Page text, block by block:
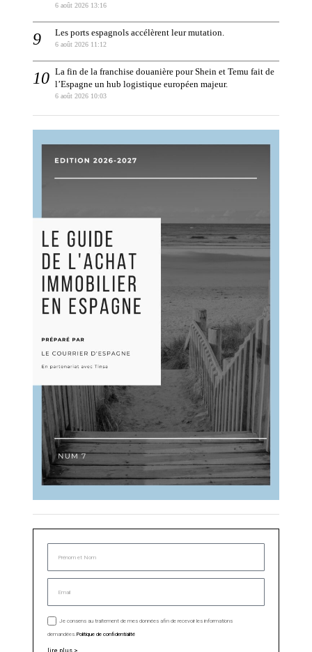
6 août 2026 13:16
Les ports espagnols accélèrent leur mutation.
6 août 2026 11:12
La fin de la franchise douanière pour Shein et Temu fait de
l’Espagne un hub logistique européen majeur.
6 août 2026 10:03
Je consens au traitement de mes données afin de recevoir les informations
demandées.Politique de confidentialité